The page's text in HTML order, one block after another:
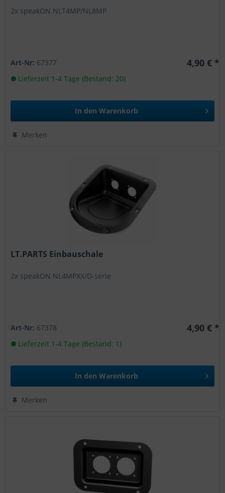
2x speakON NLT4MP/NL8MP
Art-Nr: 67377 4,90 € *
Lieferzeit 1-4 Tage (Bestand: 20)
In den Warenkorb
Merken
LT.PARTS Einbauschale
2x speakON NL4MPXX/D-serie
Art-Nr: 67378 4,90 € *
Lieferzeit 1-4 Tage (Bestand: 1)
In den Warenkorb
Merken